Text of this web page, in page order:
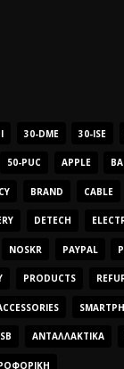
30-DME 30-ISE
50-PUC APPLE
BRAND CABLE
DETECH
NOSKR PAYPAL
PRODUCTS
ΑΝΤΑΛΛΑΚΤΙΚΆ